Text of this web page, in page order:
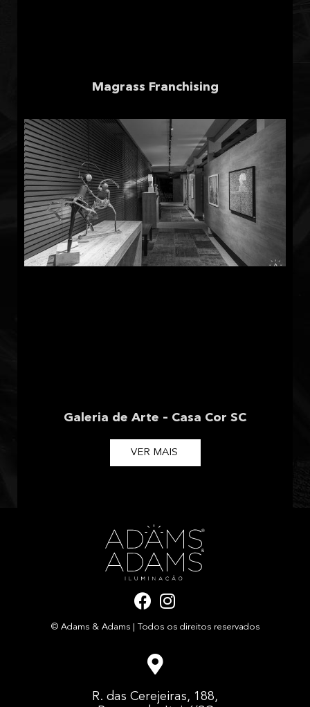
Magrass Franchising
Galeria de Arte – Casa Cor SC
VER MAIS
F
a
c
b
o
I
n
s
r
© Adams & Adams | Todos os direitos reservados
R. das Cerejeiras, 188,